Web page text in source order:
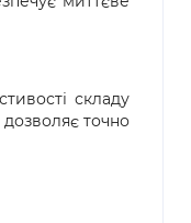
або
або
із
складу
дозволяє точно